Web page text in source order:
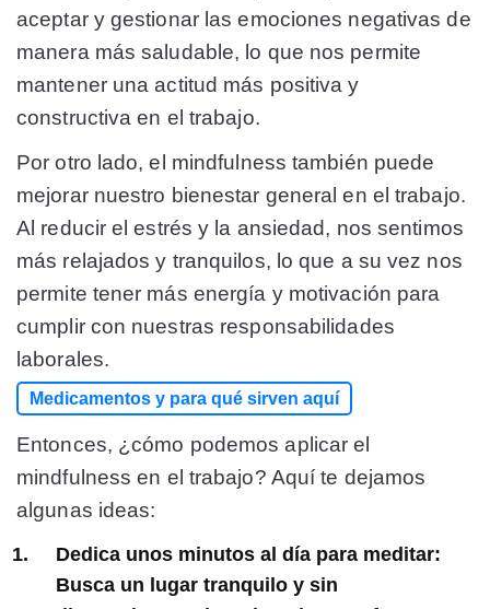
aceptar y gestionar las emociones negativas de
manera más saludable, lo que nos permite
mantener una actitud más positiva y
constructiva en el trabajo.
Por otro lado, el mindfulness también puede
mejorar nuestro bienestar general en el trabajo.
Al reducir el estrés y la ansiedad, nos sentimos
más relajados y tranquilos, lo que a su vez nos
permite tener más energía y motivación para
cumplir con nuestras responsabilidades
laborales.
Medicamentos y para qué sirven aquí
Entonces, ¿cómo podemos aplicar el
mindfulness en el trabajo? Aquí te dejamos
algunas ideas:
Dedica unos minutos al día para meditar:
Busca un lugar tranquilo y sin